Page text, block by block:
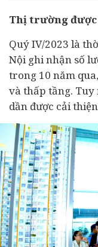
Thị trường được
Quý IV/2023 là
Nội ghi nhận số
trong 10 năm
và thấp tầng.
dần được cải